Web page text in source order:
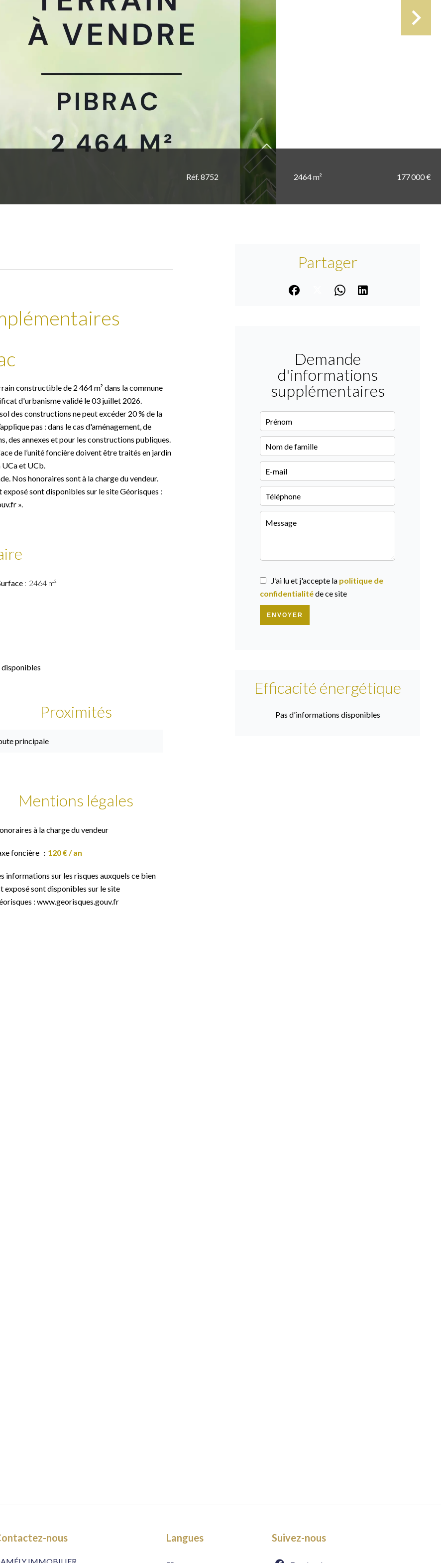
Réf. 8752 2464 m² 177 000 €
constructible de 2 464 m² dans la commune
d'urbanisme validé le 03 juillet 2026.
des constructions ne peut excéder 20 % de la
pas : dans le cas d'aménagement, de
des annexes et pour les constructions publiques.
de l’unité foncière doivent être traités en jardin
UCa et UCb.
Nos honoraires sont à la charge du vendeur.
sont disponibles sur le site Géorisques :
».
2464 m²
Proximités
principale
Mentions légales
à la charge du vendeur
foncière 120 € / an
informations sur les risques auxquels ce bien
exposé sont disponibles sur le site
: www.georisques.gouv.fr
Partager
Demande
d'informations
supplémentaires
J’ai lu et j'accepte la politique de
confidentialitéde ce site
ENVOYER
Efficacité énergétique
Pas d'informations disponibles
nous Langues Suivez-nous